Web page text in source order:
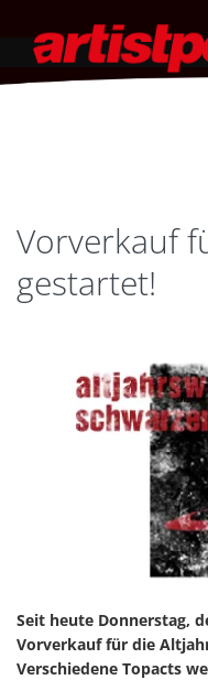
Vorverkauf
gestartet!
Seit heute Donnerstag,
Vorverkauf für die
Verschiedene Topacts